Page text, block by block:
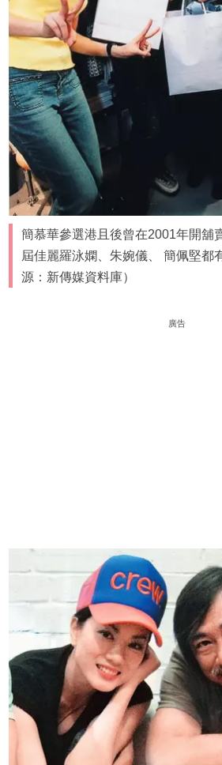
簡慕華參選港且後曾在2001年開舖
屆佳麗羅泳嫻、朱婉儀、 簡佩堅都
源：新傳媒資料庫）
廣告